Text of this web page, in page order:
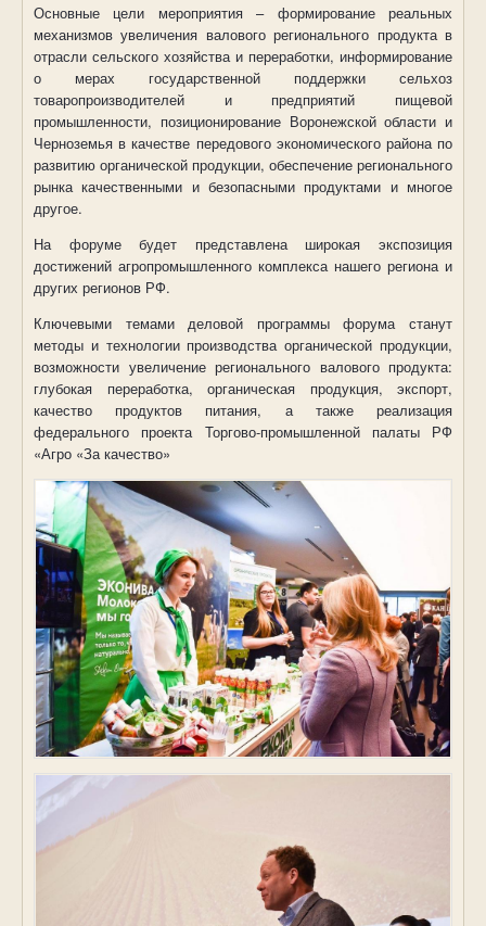
Основные цели мероприятия – формирование реальных
механизмов увеличения валового регионального продукта в
отрасли сельского хозяйства и переработки, информирование
о мерах государственной поддержки сельхоз
товаропроизводителей и предприятий пищевой
промышленности, позиционирование Воронежской области и
Черноземья в качестве передового экономического района по
развитию органической продукции, обеспечение регионального
рынка качественными и безопасными продуктами и многое
другое.
На форуме будет представлена широкая экспозиция
достижений агропромышленного комплекса нашего региона и
других регионов РФ.
Ключевыми темами деловой программы форума станут
методы и технологии производства органической продукции,
возможности увеличение регионального валового продукта:
глубокая переработка, органическая продукция, экспорт,
качество продуктов питания, а также реализация
федерального проекта Торгово-промышленной палаты РФ
«Агро «За качество»